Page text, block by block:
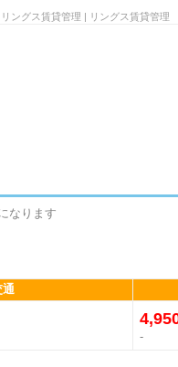
ングス賃貸管理 | リングス賃貸管理
なります
通
-